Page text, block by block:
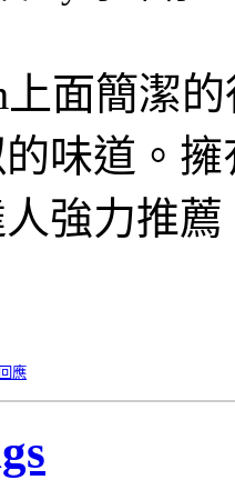
面簡潔
味道。
強力推薦
應